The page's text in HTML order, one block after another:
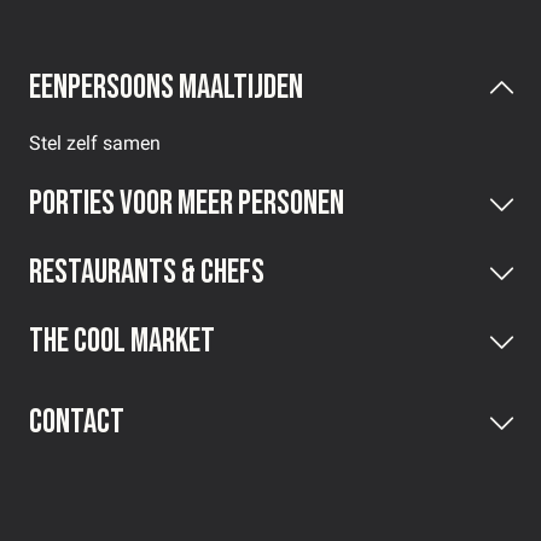
Eenpersoons maaltijden
Stel zelf samen
Porties voor meer personen
Restaurants & Chefs
The Cool Market
Contact